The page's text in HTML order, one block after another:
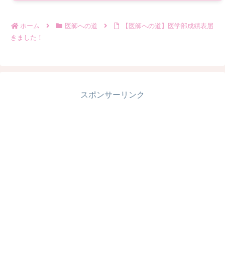
ホーム 医師への道
【医師への道】医学部成績表届
きました！
スポンサーリンク